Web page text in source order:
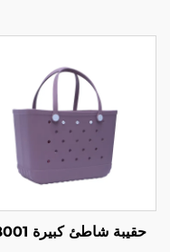
حقيبة شاطئ كبيرة B001